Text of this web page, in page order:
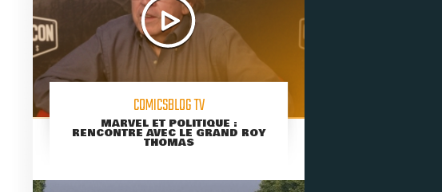
COMICSBLOG TV
MARVEL ET POLITIQUE :
RENCONTRE AVEC LE GRAND ROY
THOMAS